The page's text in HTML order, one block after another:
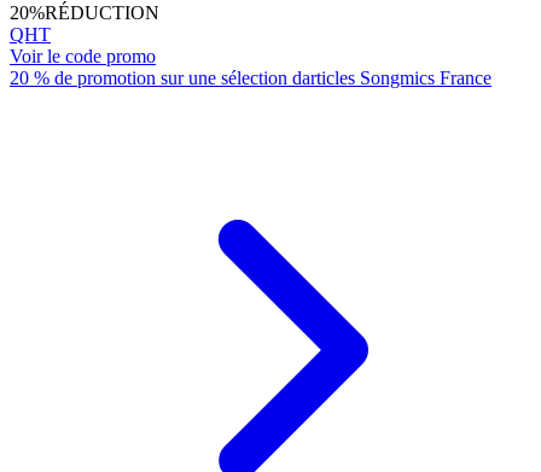
20%RÉDUCTION
QHT
Voir le code promo
20 % de promotion sur une sélection darticles Songmics France